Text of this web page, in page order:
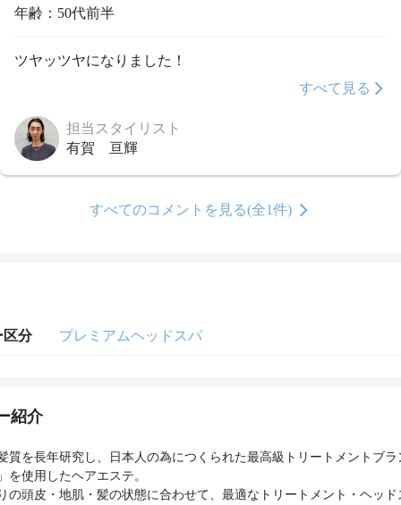
年齢：50代前半
ツヤッツヤになりました！
すべて見る
担当スタイリスト
有賀 亘輝
すべてのコメントを見る(全1件)
区分 プレミアムヘッドスパ
紹介
質を長年研究し、日本人の為につくられた最高級トリートメントブラ
を使用したヘアエステ。
の頭皮・地肌・髪の状態に合わせて、最適なトリートメント・ヘッド